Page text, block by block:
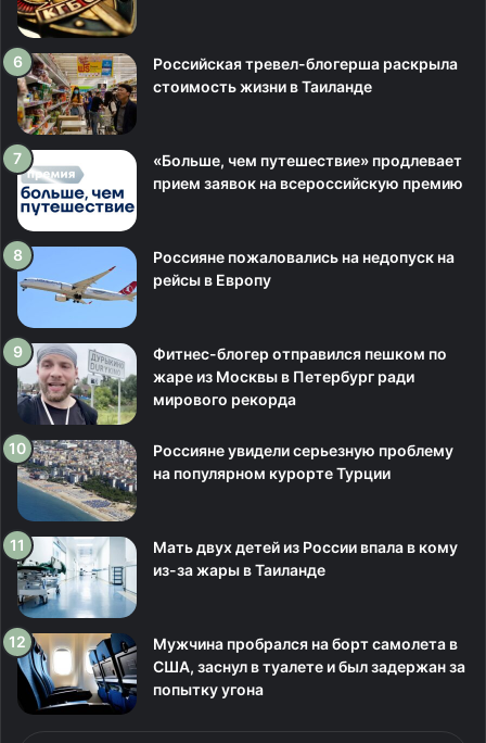
Российская тревел-блогерша раскрыла
стоимость жизни в Таиланде
«Больше, чем путешествие» продлевает
прием заявок на всероссийскую премию
Россияне пожаловались на недопуск на
рейсы в Европу
Фитнес-блогер отправился пешком по
жаре из Москвы в Петербург ради
мирового рекорда
Россияне увидели серьезную проблему
на популярном курорте Турции
Мать двух детей из России впала в кому
из-за жары в Таиланде
Мужчина пробрался на борт самолета в
США, заснул в туалете и был задержан за
попытку угона